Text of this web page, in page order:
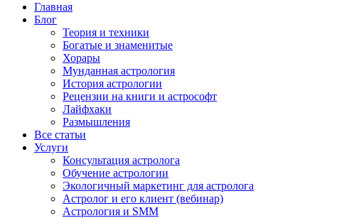
Главная
Блог
Теория и техники
Богатые и знаменитые
Хорары
Мунданная астрология
История астрологии
Рецензии на книги и астрософт
Лайфхаки
Размышления
Все статьи
Услуги
Консультация астролога
Обучение астрологии
Экологичный маркетинг для астролога
Астролог и его клиент (вебинар)
Астрология и SMM